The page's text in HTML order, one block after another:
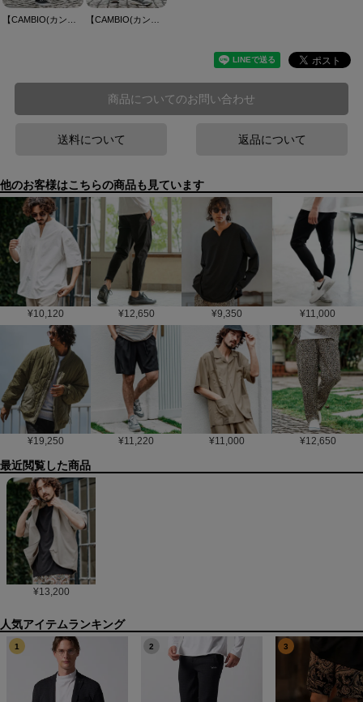
商品についてのお問い合わせ
送料について 返品について
他のお客様はこちらの商品も見ています
¥10,120 ¥12,650 ¥9,350 ¥11,000
¥19,250 ¥11,220 ¥11,000 ¥12,650
最近閲覧した商品
¥13,200
1 2 3